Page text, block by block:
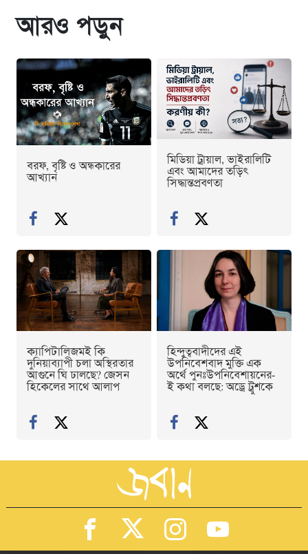
আরও পড়ুন
বরফ, বৃষ্টি ও অন্ধকারের
আখ্যান
মিডিয়া ট্রায়াল, ভাইরালিটি
এবং আমাদের তড়িৎ
সিদ্ধান্তপ্রবণতা
ক্যাপিটালিজমই কি
দুনিয়াব্যাপী চলা অস্থিরতার
আগুনে ঘি ঢালছে? জেসন
হিকেলের সাথে আলাপ
হিন্দুত্ববাদীদের এই
উপনিবেশবাদ মুক্তি এক
অর্থে পুনঃউপনিবেশায়নের-
ই কথা বলছে: অড্রে ট্রুশকে